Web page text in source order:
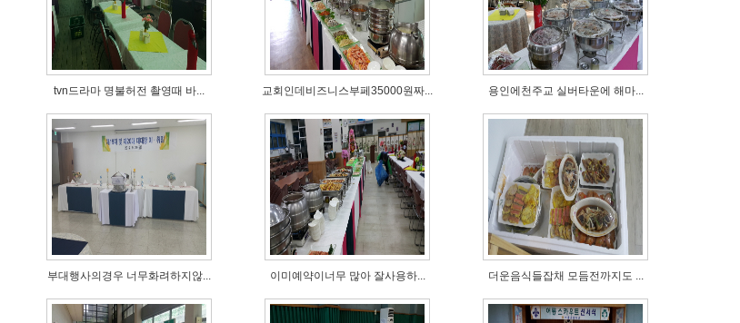
tvn드라마 명불허전 촬영때 바... 교회인데비즈니스부페35000원짜... 용인에천주교 실버타운에 해마...
부대행사의경우 너무화려하지않... 이미예약이너무 많아 잘사용하... 더운음식들잡채 모듬전까지도 ...